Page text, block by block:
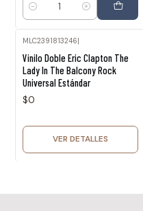
Cantidad
MLC2391813246|
Vinilo Doble Eric Clapton The
Lady In The Balcony Rock
Universal Estándar
$0
VER DETALLES